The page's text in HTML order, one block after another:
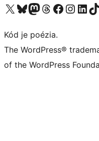
Navštívte náš účet na X (predtým Twitter)
Navštívte náš účet na platforme Bluesky
Navštívte náš účet na Mastodone
Navštívte náš účet na platforme Threads
Navštívte našu stránku na
Navštívte náš
Navštívte
Kód je poézia.
The WordPress®
of the WordPress